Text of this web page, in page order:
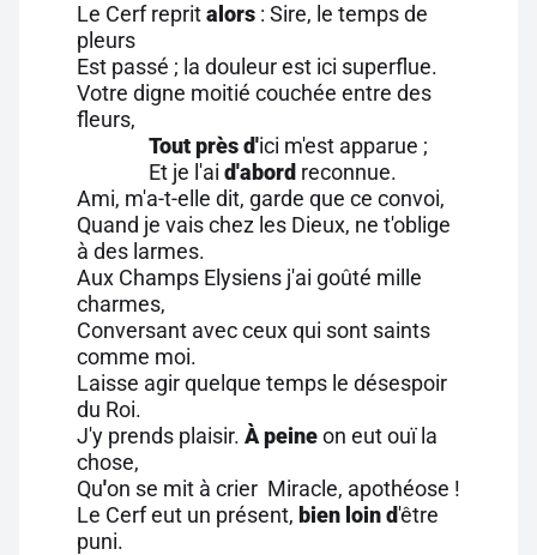
Le Cerf repritalors : Sire, le temps de
pleurs
Est passé ; la douleur est ici superflue.
Votre digne moitié couchée entre des
fleurs,
Tout près d'ici m'est apparue ;
Et je l'ai d'abord reconnue.
Ami, m'a-t-elle dit, garde que ce convoi,
Quand je vais chez les Dieux, ne t'oblige
à des larmes.
Aux Champs Elysiens j'ai goûté mille
charmes,
Conversant avec ceux qui sont saints
comme moi.
Laisse agir quelque temps le désespoir
du Roi.
J'y prends plaisir. À peineon eut ouï la
chose,
Qu'on se mit à crier Miracle, apothéose !
Le Cerf eut un présent, bien loin d'être
puni.